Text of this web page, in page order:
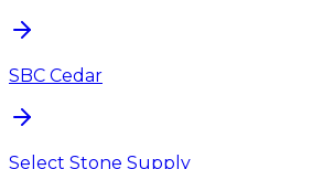
SBC Cedar
Select Stone Supply